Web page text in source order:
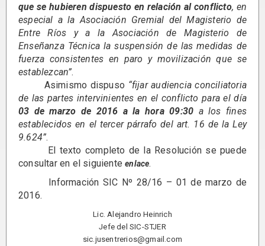
que se hubieren dispuesto en relación al conflicto, en
especial a la Asociación Gremial del Magisterio de
Entre Ríos y a la Asociación de Magisterio de
Enseñanza Técnica la suspensión de las medidas de
fuerza consistentes en paro y movilización que se
establezcan”.
Asimismo dispuso “fijar audiencia conciliatoria
de las partes intervinientes en el conflicto para el día
03 de marzo de 2016 a la hora 09:30 a los fines
establecidos en el tercer párrafo del art. 16 de la Ley
9.624”.
El texto completo de la Resolución se puede
consultar en el siguienteenlace.
Información SIC Nº 28/16 – 01 de marzo de
2016.
Lic. Alejandro Heinrich
Jefe del SIC-STJER
sic.jusentrerios@gmail.com